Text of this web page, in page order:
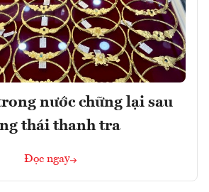
nước chững lại sau
thái thanh tra
Đọc ngay